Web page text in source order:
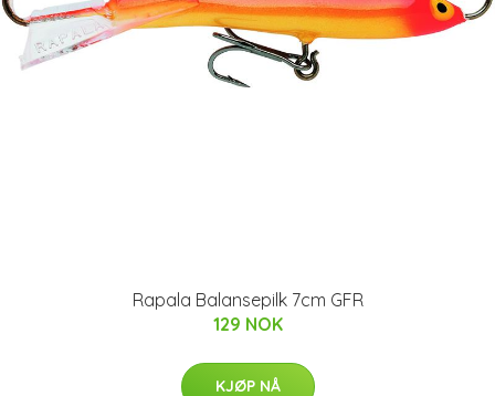
Rapala Balansepilk 7cm GFR
129 NOK
KJØP NÅ